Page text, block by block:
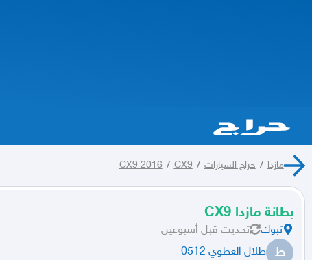
مازدا / حراج السيارات /
CX9 2016 / CX9
بطانة مازدا CX9
تبوك تحديث قبل أسبوعين
ط طلال العطوي 0512